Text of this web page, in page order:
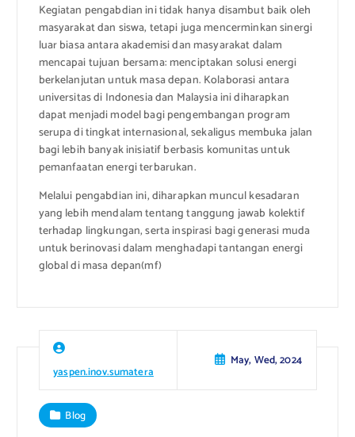
Kegiatan pengabdian ini tidak hanya disambut baik oleh
masyarakat dan siswa, tetapi juga mencerminkan sinergi
luar biasa antara akademisi dan masyarakat dalam
mencapai tujuan bersama: menciptakan solusi energi
berkelanjutan untuk masa depan. Kolaborasi antara
universitas di Indonesia dan Malaysia ini diharapkan
dapat menjadi model bagi pengembangan program
serupa di tingkat internasional, sekaligus membuka jalan
bagi lebih banyak inisiatif berbasis komunitas untuk
pemanfaatan energi terbarukan.
Melalui pengabdian ini, diharapkan muncul kesadaran
yang lebih mendalam tentang tanggung jawab kolektif
terhadap lingkungan, serta inspirasi bagi generasi muda
untuk berinovasi dalam menghadapi tantangan energi
global di masa depan(mf)
yaspen.inov.sumatera
May, Wed, 2024
Blog